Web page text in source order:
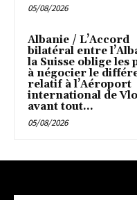
05/08/2026
Albanie / L’Accord
bilatéral entre
la Suisse oblige les
à négocier le
relatif à l’Aéroport
international de
avant tout...
05/08/2026